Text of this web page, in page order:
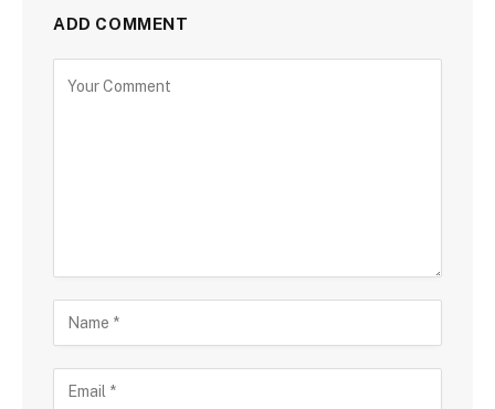
ADD COMMENT